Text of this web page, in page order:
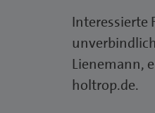
Interessierte
Lienemann,
holtrop.de.